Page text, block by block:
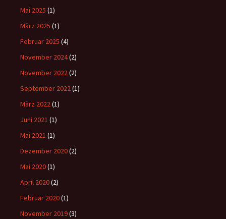
Mai 2025 (1)
März 2025 (1)
Februar 2025 (4)
November 2024(2)
November 2022(2)
September 2022(1)
März 2022(1)
Juni 2021 (1)
Mai 2021 (1)
Dezember 2020(2)
Mai 2020(1)
April 2020(2)
Februar 2020(1)
November 2019(3)